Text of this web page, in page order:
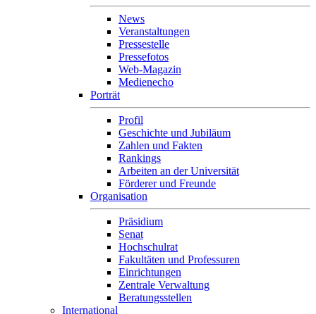
News
Veranstaltungen
Pressestelle
Pressefotos
Web-Magazin
Medienecho
Porträt
Profil
Geschichte und Jubiläum
Zahlen und Fakten
Rankings
Arbeiten an der Universität
Förderer und Freunde
Organisation
Präsidium
Senat
Hochschulrat
Fakultäten und Professuren
Einrichtungen
Zentrale Verwaltung
Beratungsstellen
International